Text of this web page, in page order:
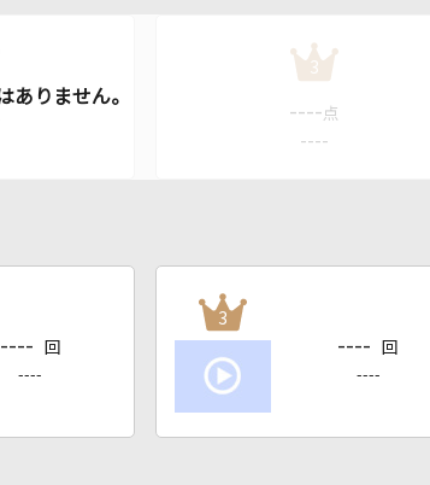
3
---- 点
----
---- 回
----
3
---- 回
----